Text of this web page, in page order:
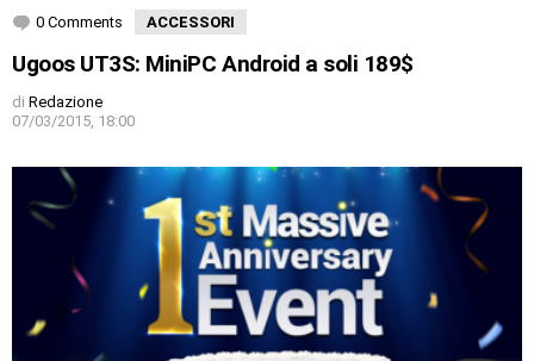
0 Comments ACCESSORI
Ugoos UT3S: MiniPC Android a soli 189$
di Redazione
07/03/2015, 18:00